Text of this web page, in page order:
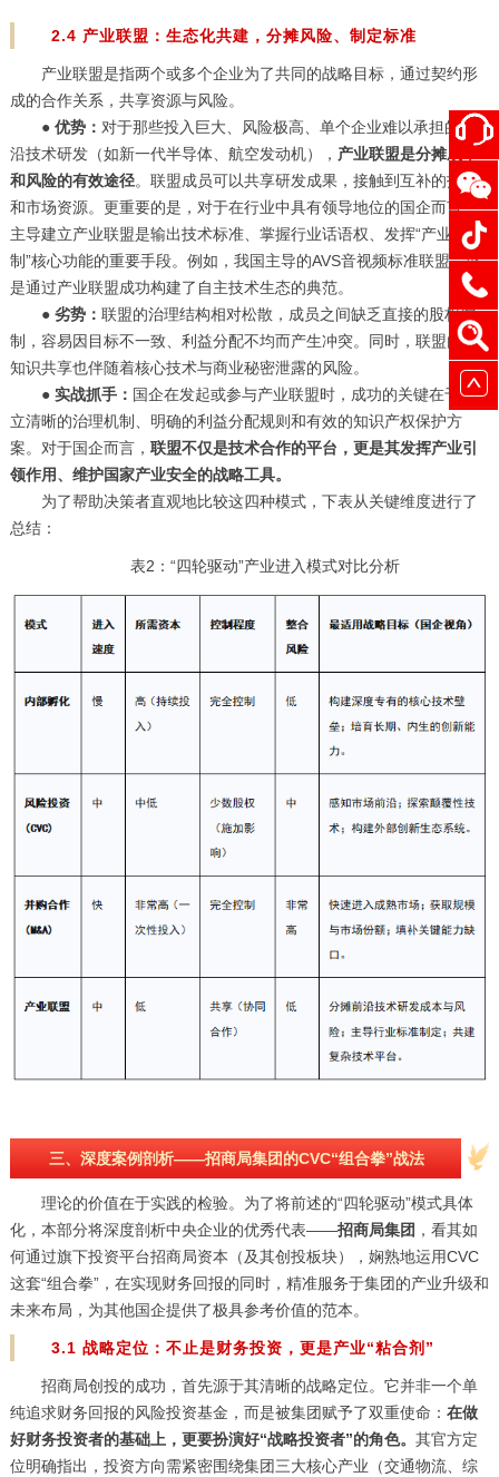
2.4 产业联盟：生态化共建，分摊风险、制定标准
产业联盟是指两个或多个企业为了共同的战略目标，通过契约形
成的合作关系，共享资源与风险。
● 优势： 对于那些投入巨大、风险极高、单个企业难以承担的前
沿技术研发（如新一代半导体、航空发动机）， 产业联盟是分摊成本
和风险的有效途径。联盟成员可以共享研发成果，接触到互补的技术
和市场资源。更重要的是，对于在行业中具有领导地位的国企而言，
主导建立产业联盟是输出技术标准、掌握行业话语权、发挥“产业控
制”核心功能的重要手段。例如，我国主导的AVS音视频标准联盟，就
是通过产业联盟成功构建了自主技术生态的典范。
● 劣势： 联盟的治理结构相对松散，成员之间缺乏直接的股权控
制，容易因目标不一致、利益分配不均而产生冲突。同时，联盟内的
知识共享也伴随着核心技术与商业秘密泄露的风险。
●实战抓手： 国企在发起或参与产业联盟时，成功的关键在于建
立清晰的治理机制、明确的利益分配规则和有效的知识产权保护方
案。对于国企而言， 联盟不仅是技术合作的平台，更是其发挥产业引
领作用、维护国家产业安全的战略工具。
为了帮助决策者直观地比较这四种模式，下表从关键维度进行了
总结：
表2：“四轮驱动”产业进入模式对比分析
三、深度案例剖析——招商局集团的CVC“组合拳”战法
理论的价值在于实践的检验。为了将前述的“四轮驱动”模式具体
化，本部分将深度剖析中央企业的优秀代表——招商局集团 ，看其如
何通过旗下投资平台招商局资本（及其创投板块），娴熟地运用CVC
这套“组合拳”，在实现财务回报的同时，精准服务于集团的产业升级和
未来布局，为其他国企提供了极具参考价值的范本。
3.1 战略定位：不止是财务投资，更是产业“粘合剂”
招商局创投的成功，首先源于其清晰的战略定位。它并非一个单
纯追求财务回报的风险投资基金，而是被集团赋予了双重使命： 在做
好财务投资者的基础上，更要扮演好“战略投资者”的角色。 其官方定
位明确指出，投资方向需紧密围绕集团三大核心产业（交通物流、综